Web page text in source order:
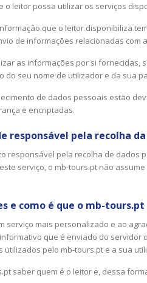
o leitor possa utilizar os serviços
que o leitor disponibiliza
de informações relacionadas
as informações por si fornecidas,
do seu nome de utilizador e da sua
de dados pessoais estão
e encriptadas.
responsável pela recolha
responsável pela recolha de dados
serviço, o mb-tours.pt não
e como é que o mb-
serviço mais personalizado e ao
que é enviado do servidor
utilizados pelo mb-tours.pt e a sua
saber quem é o leitor e, dessa